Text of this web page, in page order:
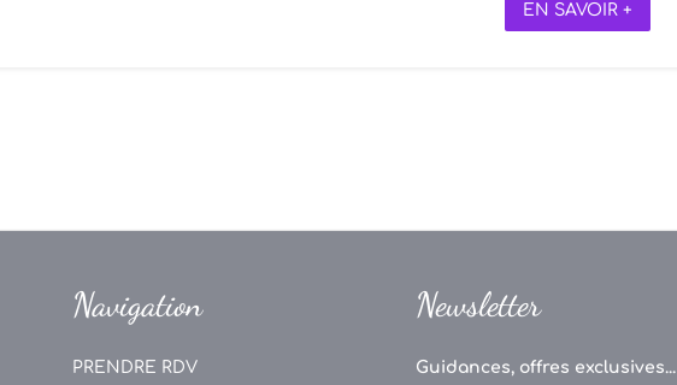
EN SAVOIR +
Navigation
PRENDRE RDV
Newsletter
Guidances, offres exclusives...